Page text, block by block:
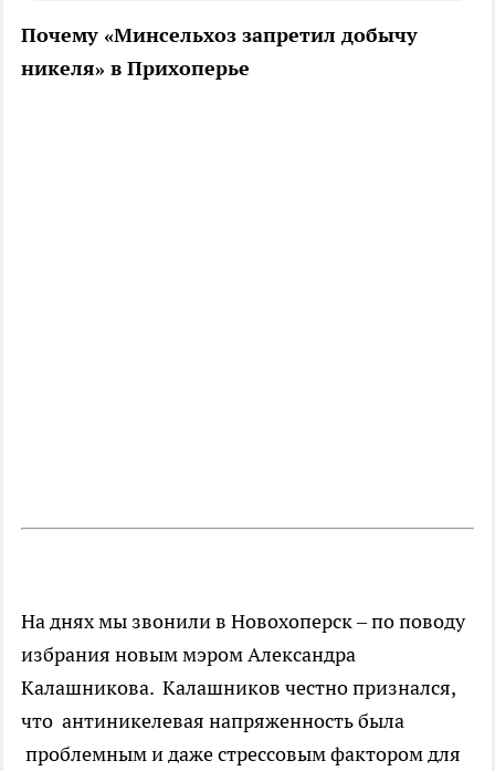
Почему «Минсельхоз запретил добычу
никеля» в Прихоперье
На днях мы звонили в Новохоперск – по поводу
избрания новым мэром Александра
Калашникова. Калашников честно признался,
что антиникелевая напряженность была
проблемным и даже стрессовым фактором для